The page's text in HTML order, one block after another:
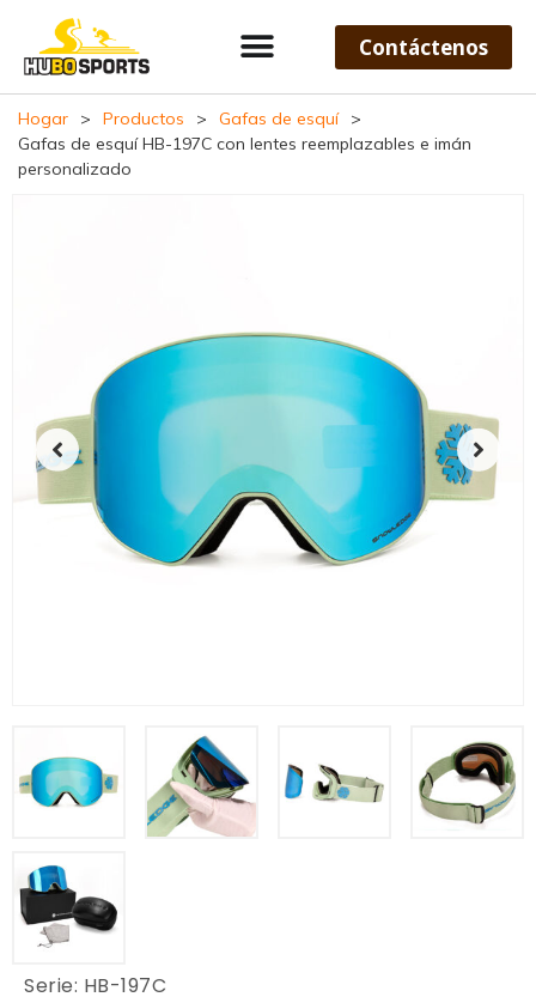
Contáctenos
Hogar > Productos > Gafas de esquí
>
Gafas de esquí HB-197C con lentes reemplazables e imán
personalizado
Serie: HB-197C